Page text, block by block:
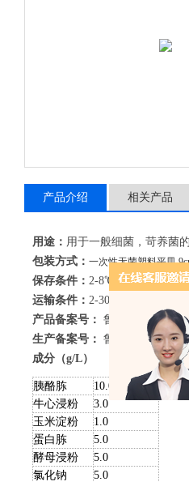
产品介绍 相关产品
用途： 用于一般细菌，苛养菌
包装方式： 一次性无菌塑料平皿
保存条件： 2-8℃，保质期三个
运输条件： 2-30℃条件下≤7天
产品备案号： 鲁青械备
生产备案号： 鲁青药食监械生
成分（g/L）
胰酪胨
10.0
牛心浸粉
3.0
玉米淀粉
1.0
蛋白胨
5.0
酵母浸粉
5.0
氯化钠
5.0